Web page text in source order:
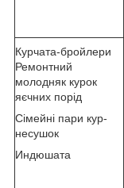
Курчата-бройлери
Ремонтний
молодняк курок
яєчних порід
Сімейні пари кур-
несушок
Индюшата